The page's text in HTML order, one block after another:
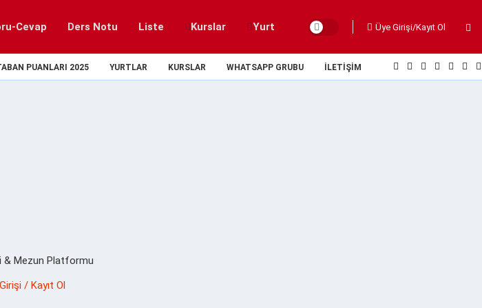
Cevap Ders Notu Liste Kurslar Yurt Üye Girişi/Kayıt Ol
PUANLARI 2025 YURTLAR KURSLAR WHATSAPP GRUBU İLETIŞIM
& Mezun Platformu
/ Kayıt Ol